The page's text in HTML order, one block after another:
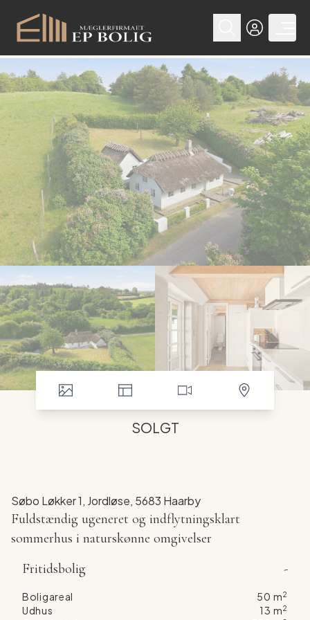
SOLGT
Søbo Løkker 1, Jordløse, 5683 Haarby
Fuldstændig ugeneret og indflytningsklart
sommerhus i naturskønne omgivelser
HVORNÅR DU ØNSKER AT ANKOMME
På Søbo Løkker 1 finder du dette hyggelige og velholdte
sommerhus, som er ideelt til dig, der søger fred, ro og
Fritidsbolig -
Boligareal 50 m2
Udhus 13 m2